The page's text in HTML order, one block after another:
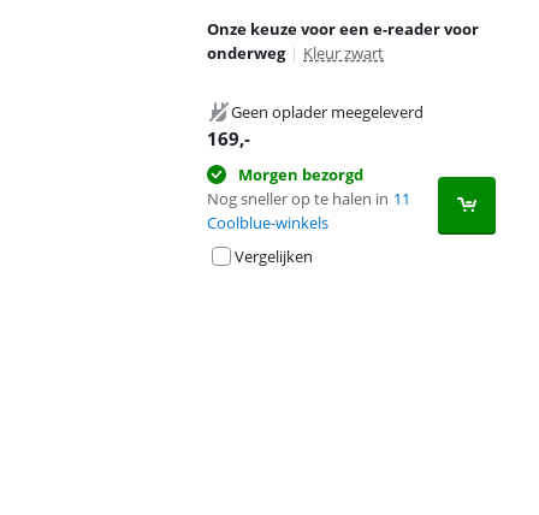
Onze keuze voor een e-reader voor
onderweg | Kleur zwart
Geen oplader meegeleverd
169,-
Morgen bezorgd
Nog sneller op te halen in 11
Coolblue-winkels
Vergelijken